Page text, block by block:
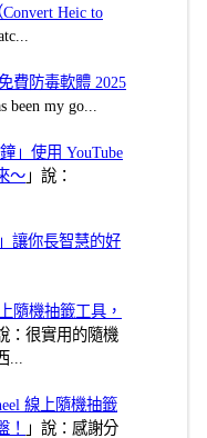
Heic to
費防毒軟體 2025
been my go...
」使用 YouTube
～ 」說：
讓你長智慧的好
隨機抽籤工具，
：很實用的隨機
線上隨機抽籤
！
」說：感謝分